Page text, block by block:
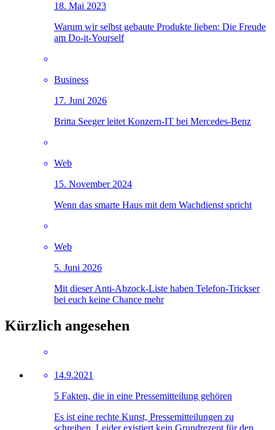
18. Mai 2023
Warum wir selbst gebaute Produkte lieben: Die Freude
am Do-it-Yourself
Business
17. Juni 2026
Britta Seeger leitet Konzern-IT bei Mercedes-Benz
Web
15. November 2024
Wenn das smarte Haus mit dem Wachdienst spricht
Web
5. Juni 2026
Mit dieser Anti-Abzock-Liste haben Telefon-Trickser
bei euch keine Chance mehr
Kürzlich angesehen
14.9.2021
5 Fakten, die in eine Pressemitteilung gehören
Es ist eine rechte Kunst, Pressemitteilungen zu
schreiben. Leider existiert kein Grundrezept für den